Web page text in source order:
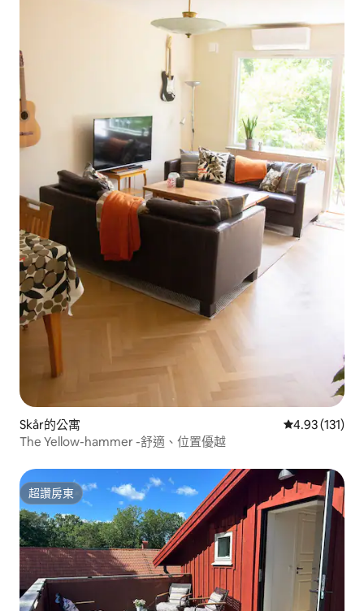
Skår的公寓 從 131 則評價
4.93 (131)
The Yellow-hammer -舒適、位置優越
超讚房東
超讚房東